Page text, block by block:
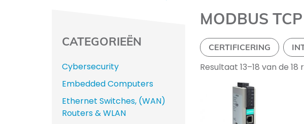
MODBUS
CERTIFICERING
Resultaat 13–18 van de
CATEGORIEËN
Cybersecurity
Embedded Computers
Ethernet Switches, (WAN)
Routers & WLAN